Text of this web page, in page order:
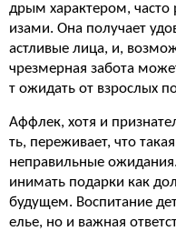
дрым характером, часто
изами. Она получает
астливые лица, и,
чрезмерная забота
т ожидать от взрослых
Аффлек, хотя и
ть, переживает, что
неправильные
инимать подарки как
будущем. Воспитание
елье, но и важная